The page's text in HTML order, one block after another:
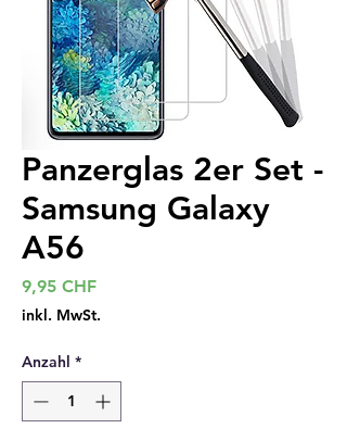
Panzerglas 2er Set -
Samsung Galaxy
A56
9,95 CHFPreis
inkl. MwSt.
Anzahl *